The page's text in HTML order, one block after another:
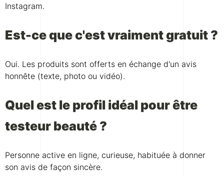
Instagram.
Est-ce que c'est vraiment gratuit ?
Oui. Les produits sont offerts en échange d'un avis
honnête (texte, photo ou vidéo).
Quel est le profil idéal pour être
testeur beauté ?
Personne active en ligne, curieuse, habituée à donner
son avis de façon sincère.